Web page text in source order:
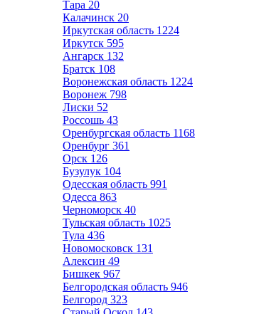
Тара 20
Калачинск 20
Иркутская область 1224
Иркутск 595
Ангарск 132
Братск 108
Воронежская область 1224
Воронеж 798
Лиски 52
Россошь 43
Оренбургская область 1168
Оренбург 361
Орск 126
Бузулук 104
Одесская область 991
Одесса 863
Черноморск 40
Тульская область 1025
Тула 436
Новомосковск 131
Алексин 49
Бишкек 967
Белгородская область 946
Белгород 323